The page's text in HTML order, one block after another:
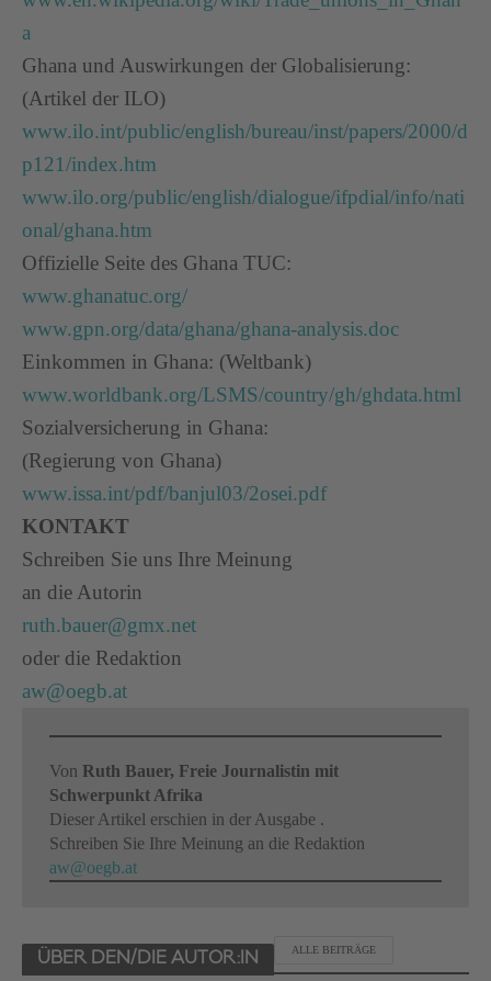
a
Ghana und Auswirkungen der Globalisierung:
(Artikel der ILO)
www.ilo.int/public/english/bureau/inst/papers/2000/d
p121/index.htm
www.ilo.org/public/english/dialogue/ifpdial/info/nati
onal/ghana.htm
Offizielle Seite des Ghana TUC:
www.ghanatuc.org/
www.gpn.org/data/ghana/ghana-analysis.doc
Einkommen in Ghana: (Weltbank)
www.worldbank.org/LSMS/country/gh/ghdata.html
Sozialversicherung in Ghana:
(Regierung von Ghana)
www.issa.int/pdf/banjul03/2osei.pdf
KONTAKT
Schreiben Sie uns Ihre Meinung
an die Autorin
ruth.bauer@gmx.net
oder die Redaktion
aw@oegb.at
Von Ruth Bauer, Freie Journalistin mit
Schwerpunkt Afrika
Dieser Artikel erschien in der Ausgabe .
Schreiben Sie Ihre Meinung an die Redaktion
aw@oegb.at
ÜBER DEN/DIE AUTOR:IN
ALLE BEITRÄGE